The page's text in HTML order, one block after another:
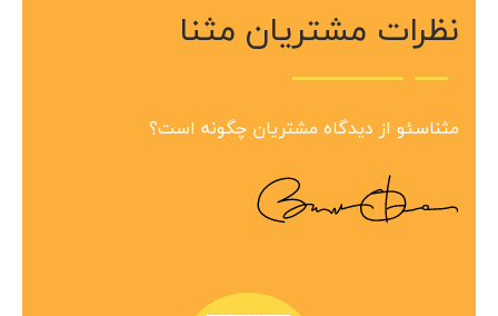
نظرات مشتریان مثنا
مثناسئو از دیدگاه مشتریان چگونه است؟